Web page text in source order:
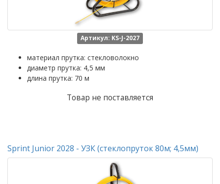
Артикул: KS-J-2027
материал прутка: стекловолокно
диаметр прутка: 4,5 мм
длина прутка: 70 м
Товар не поставляется
Sprint Junior 2028 - УЗК (стеклопруток 80м; 4,5мм)